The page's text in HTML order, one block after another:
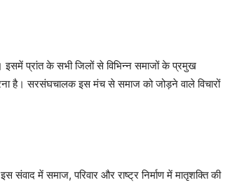
प्रांत के सभी जिलों से विभिन्न समाजों के प्रमुख
है। सरसंघचालक इस मंच से समाज को जोड़ने वाले विचारों
में समाज, परिवार और राष्ट्र निर्माण में मातृशक्ति की